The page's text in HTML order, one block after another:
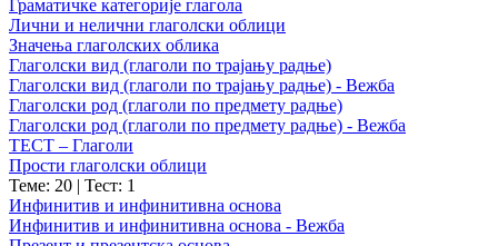
Граматичке категорије глагола
Лични и нелични глаголски облици
Значења глаголских облика
Глаголски вид (глаголи по трајању радње)
Глаголски вид (глаголи по трајању радње) - Вежба
Глаголски род (глаголи по предмету радње)
Глаголски род (глаголи по предмету радње) - Вежба
ТЕСТ – Глаголи
Прости глаголски облици
Теме: 20 | Тест: 1
Инфинитив и инфинитивна основа
Инфинитив и инфинитивна основа - Вежба